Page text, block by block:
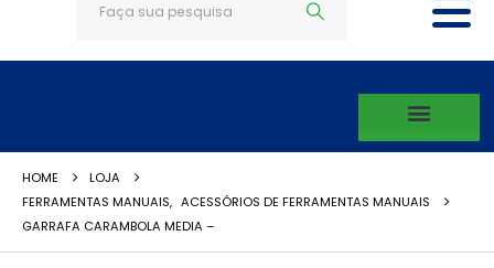
HOME
LOJA
FERRAMENTAS MANUAIS, ACESSÓRIOS DE FERRAMENTAS MANUAIS
GARRAFA CARAMBOLA MEDIA –